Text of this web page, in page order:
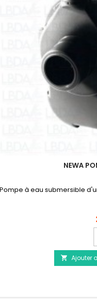
NEWA
Pompe à eau submersible
 Ajouter